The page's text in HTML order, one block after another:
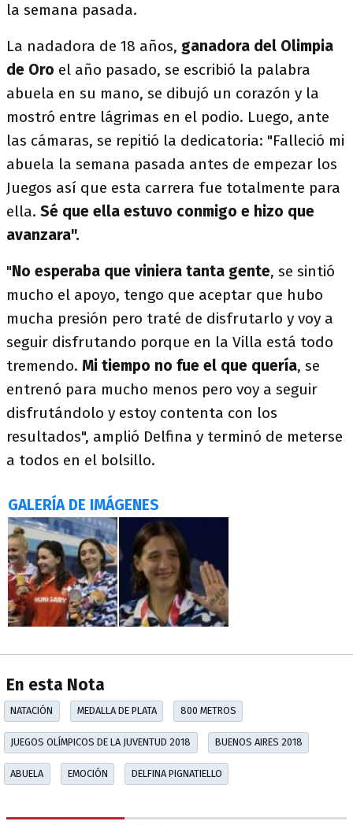
la semana pasada.
La nadadora de 18 años, ganadora del Olimpia
de Oro el año pasado, se escribió la palabra
abuela en su mano, se dibujó un corazón y la
mostró entre lágrimas en el podio. Luego, ante
las cámaras, se repitió la dedicatoria: "Falleció mi
abuela la semana pasada antes de empezar los
Juegos así que esta carrera fue totalmente para
ella. Sé que ella estuvo conmigo e hizo que
avanzara".
"No esperaba que viniera tanta gente, se sintió
mucho el apoyo, tengo que aceptar que hubo
mucha presión pero traté de disfrutarlo y voy a
seguir disfrutando porque en la Villa está todo
tremendo. Mi tiempo no fue el que quería, se
entrenó para mucho menos pero voy a seguir
disfrutándolo y estoy contenta con los
resultados", amplió Delfina y terminó de meterse
a todos en el bolsillo.
GALERÍA DE IMÁGENES
En esta Nota
NATACIÓN MEDALLA DE PLATA 800 METROS
JUEGOS OLÍMPICOS DE LA JUVENTUD 2018 BUENOS AIRES 2018
ABUELA EMOCIÓN DELFINA PIGNATIELLO